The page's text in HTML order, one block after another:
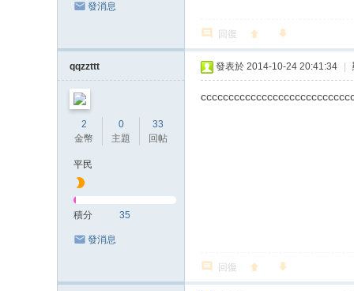
發消息
回復
qqzzttt
2
金幣
0
主題
33
回帖
平民
積分 35
發消息
發表於 2014-10-24 20:41:34
回復